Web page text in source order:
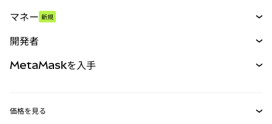
パーペチュアル
RWA
マネー 新規
開発者
MetaMaskを入手
価格を見る